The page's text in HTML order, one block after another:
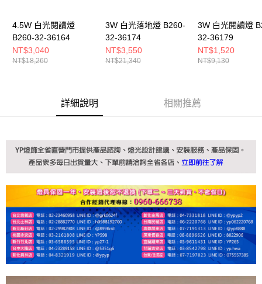
５．嚴禁一人註冊多個帳號或使用他人資訊註冊。若發現惡意使用之情形，
恩沛科技股份有限公司將有權停止該用戶之使用額度並採取法律行動。
4.5W 白光閱讀燈
B260-32-36164
NT$3,040
NT$18,260
3W 白光落地燈 B260-
32-36174
NT$3,550
NT$21,340
3W 白光閱讀燈
32-36179
NT$1,520
NT$9,130
詳細說明 相關推薦